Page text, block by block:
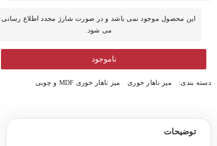
این محصول موجود نمی باشد و در صورت شارژ مجدد اطلاع رسانی
می شود.
ناموجود
دسته بندی: میز ناهار خوری میز ناهار خوری MDF و چوبی
توضیحات